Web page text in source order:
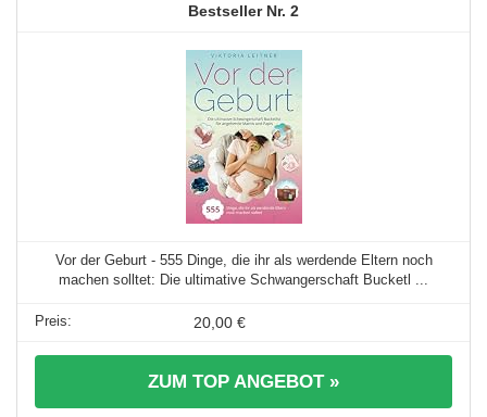
2
Vor der Geburt - 555 Dinge, die ihr als werdende Eltern noch
machen solltet: Die ultimative Schwangerschaft Bucketl ...
20,00 €
ZUM TOP ANGEBOT »